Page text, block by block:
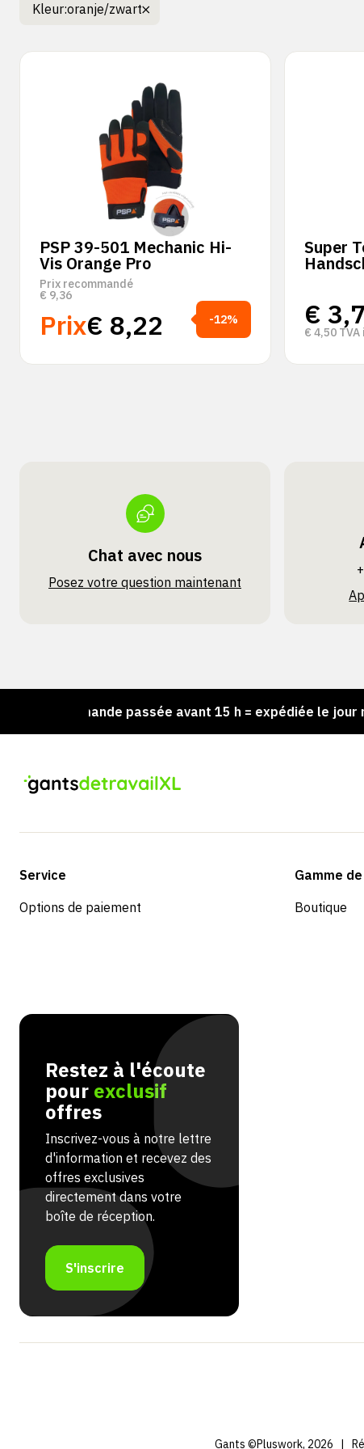
Kleur:oranje/zwart
PSP 39-501 Mechanic Hi-
Vis Orange Pro
Prix recommandé
€ 9,36
Prix€ 8,22 -12%
Super
€
€ 4,50
Chat avec nous
Posez votre question maintenant
Commande passée avant 15 h = expédiée le jour
Service
Options de paiement
Gamme
Boutique
Restez à l'écoute
pour exclusif
offres
Inscrivez-vous à notre lettre
d'information et recevez des
offres exclusives
directement dans votre
boîte de réception.
S'inscrire
Gants ©Pluswork, 2026